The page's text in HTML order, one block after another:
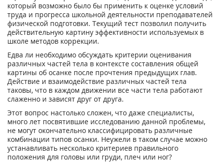
который возможно было бы применить к оценке условий
труда и прогресса школьной деятельности преподавателей
физической подготовки. Текущий тест позволил получить
действительную картину эффективности используемых в
школе методов коррекции.
Едва ли необходимо обсуждать критерии оценивания
различных частей тела в контексте составления общей
картины об осанке после прочтения предыдущих глав.
Действие и взаимодействие различных частей тела
таковы, что в каждом движении все части тела работают
слаженно и зависят друг от друга.
Этот вопрос настолько сложен, что даже специалисты,
много лет посвятившие исследованию данной проблемы,
не могут окончательно классифицировать различные
комбинации типов осанки. Неужели в таком случае можно
устанавливать несколько критериев правильного
положения для головы или груди, плеч или ног?